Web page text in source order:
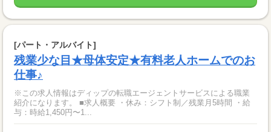
[パート・アルバイト]
残業少な目★母体安定★有料老人ホームでのお
仕事♪
※この求人情報はディップの転職エージェントサービスによる職業
紹介になります。 ■求人概要 ・休み：シフト制／残業月5時間 ・給
与：時給1,450円〜1...